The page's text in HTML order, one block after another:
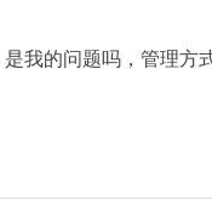
我的问题吗，管理方